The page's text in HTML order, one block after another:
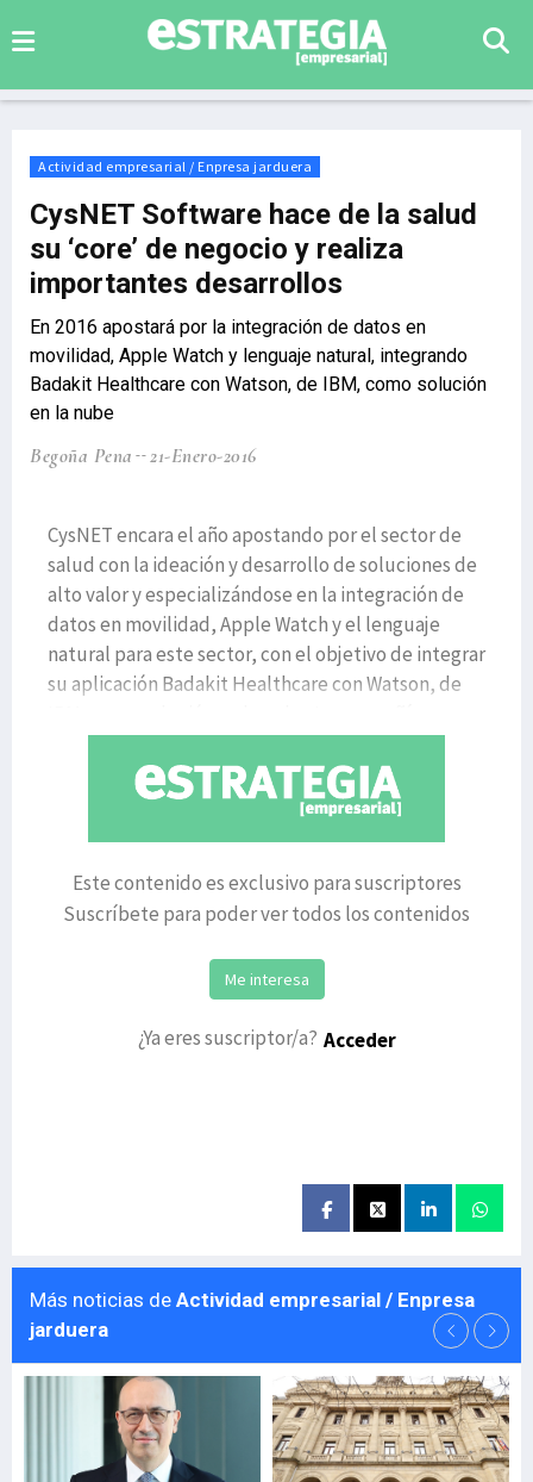
Actividad empresarial / Enpresa jarduera
CysNET Software hace de la salud
su ‘core’ de negocio y realiza
importantes desarrollos
En 2016 apostará por la integración de datos en
movilidad, Apple Watch y lenguaje natural, integrando
Badakit Healthcare con Watson, de IBM, como solución
en la nube
Begoña Pena 21-Enero-2016
CysNET encara el año apostando por el sector de
salud con la ideación y desarrollo de soluciones de
alto valor y especializándose en la integración de
datos en movilidad, Apple Watch y el lenguaje
natural para este sector, con el objetivo de integrar
su aplicación Badakit Healthcare con Watson, de
Este contenido es exclusivo para suscriptores
Suscríbete para poder ver todos los contenidos
Me interesa
¿Ya eres suscriptor/a? Acceder
Más noticias de Actividad empresarial / Enpresa
jarduera